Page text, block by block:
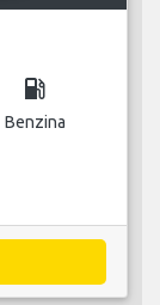
local_gas_station
Benzina